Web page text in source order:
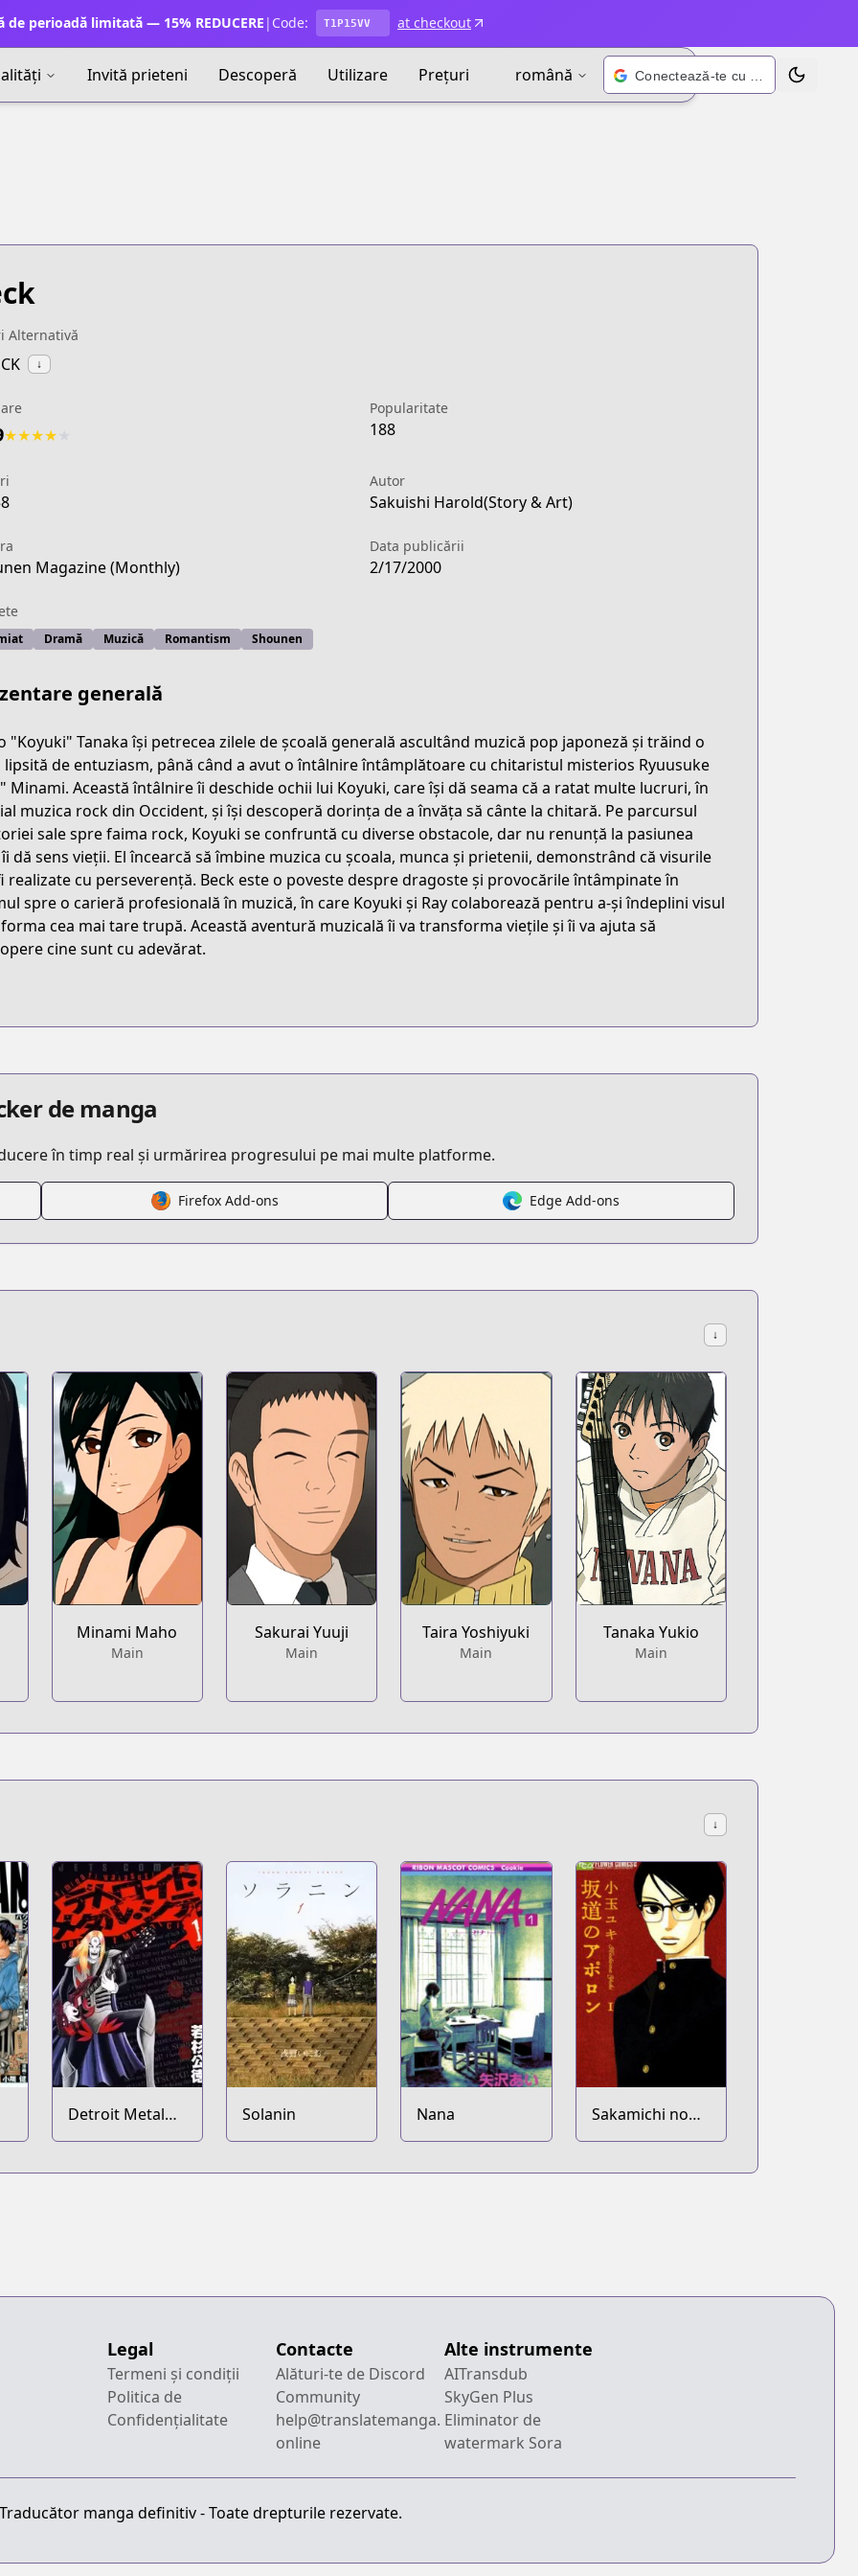
de perioadă limitată — 15% REDUCERE | Code: T1P15VV at checkout
Invită prieteni Descoperă Utilizare Prețuri română Schimbă
48f7-9fc5-21831087a421
mongolian-chop-squad
Alternativă
↓
★★★★
Popularitate
188
Autor
Sakuishi Harold(Story & Art)
Magazine (Monthly)
Data publicării
2/17/2000
Dramă Muzică Romantism Shounen
generală
"Koyuki" Tanaka își petrecea zilele de școală generală ascultând muzică pop japoneză și trăind o
lipsită de entuziasm, până când a avut o întâlnire întâmplătoare cu chitaristul misterios Ryuusuke
Minami. Această întâlnire îi deschide ochii lui Koyuki, care își dă seama că a ratat multe lucruri, în
muzica rock din Occident, și își descoperă dorința de a învăța să cânte la chitară. Pe parcursul
sale spre faima rock, Koyuki se confruntă cu diverse obstacole, dar nu renunță la pasiunea
dă sens vieții. El încearcă să îmbine muzica cu școala, munca și prietenii, demonstrând că visurile
realizate cu perseverență. Beck este o poveste despre dragoste și provocările întâmpinate în
spre o carieră profesională în muzică, în care Koyuki și Ray colaborează pentru a-și îndeplini visul
cea mai tare trupă. Această aventură muzicală îi va transforma viețile și îi va ajuta să
cine sunt cu adevărat.
de manga
în timp real și urmărirea progresului pe mai multe platforme.
Firefox Add-ons Edge Add-ons
↓
Minami Maho
Main
Sakurai Yuuji
Main
Taira Yoshiyuki
Main
Tanaka Yukio
Main
↓
Detroit Metal
City
Solanin Nana
Sakamichi no
Apollon
Legal
Termeni și condiții
Politica de
Confidențialitate
Contacte
Alături-te de Discord
Community
help@translatemanga.
online
Alte instrumente
AITransdub
SkyGen Plus
Eliminator de
watermark Sora
manga definitiv - Toate drepturile rezervate.